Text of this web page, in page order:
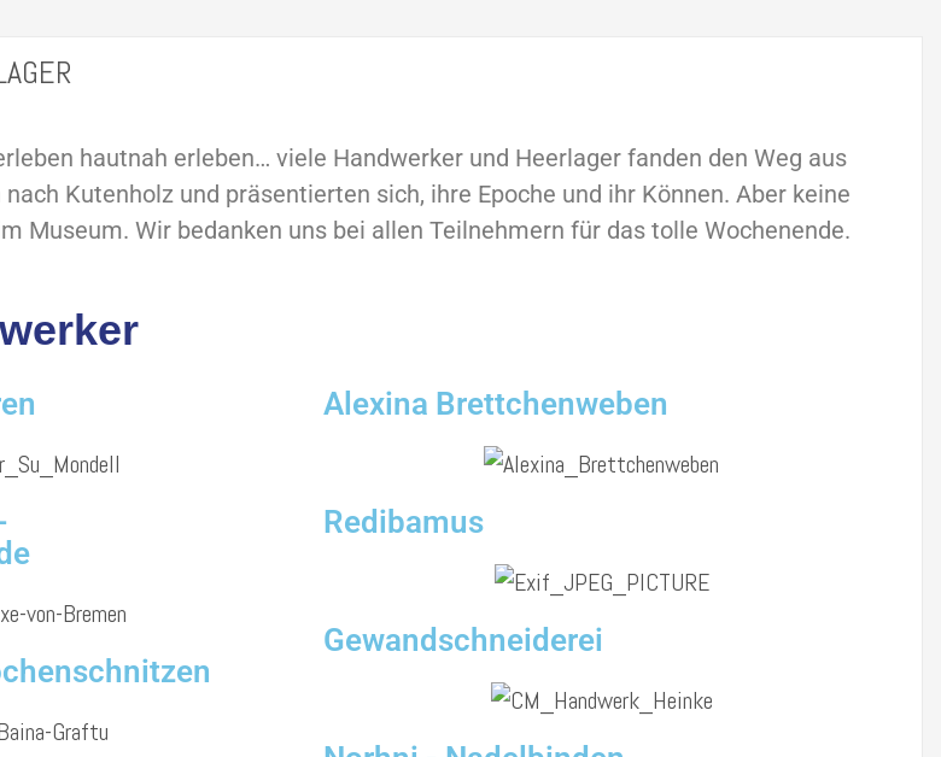
hautnah erleben… viele Handwerker und Heerlager fanden den Weg aus
Kutenholz und präsentierten sich, ihre Epoche und ihr Können. Aber keine
Museum. Wir bedanken uns bei allen Teilnehmern für das tolle Wochenende.
Alexina Brettchenweben
Redibamus
Gewandschneiderei